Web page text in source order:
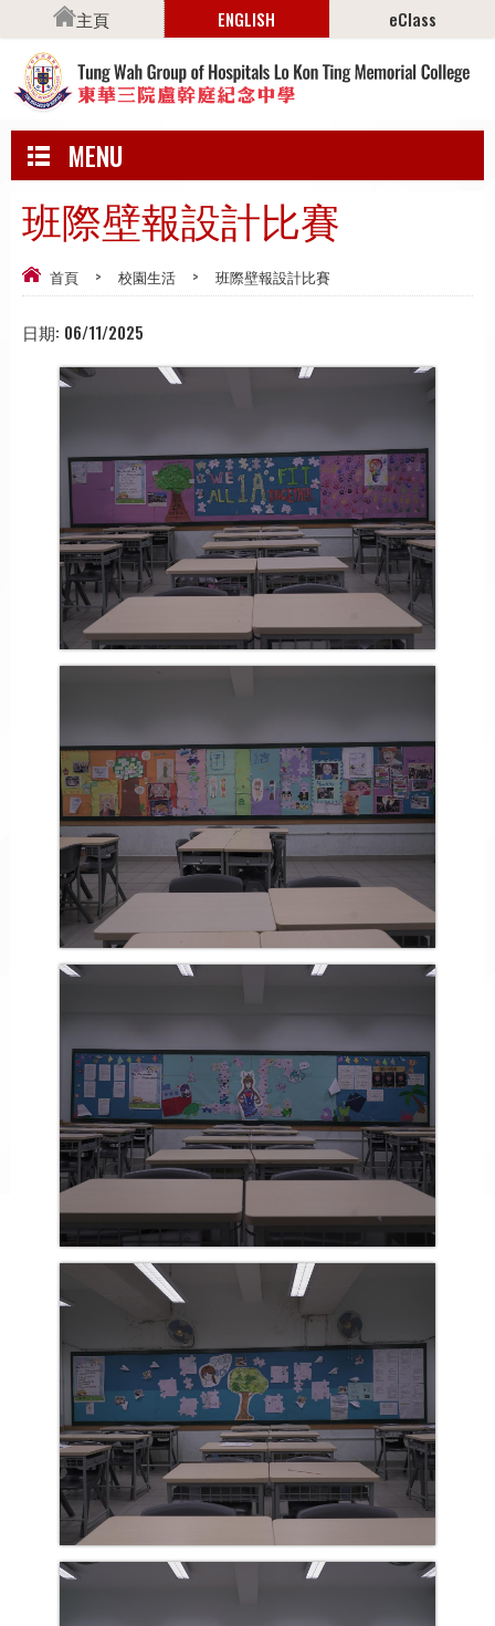
主頁 ENGLISH eClass
MENU
班際壁報設計比賽
首頁 > 校園生活 > 班際壁報設計比賽
日期: 06/11/2025